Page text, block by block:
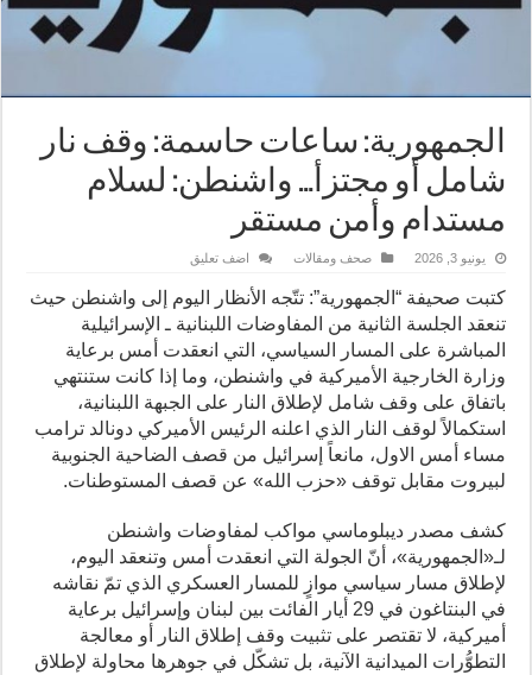
الجمهورية: ساعات حاسمة: وقف نار
شامل أو مجتزأ… واشنطن: لسلام
مستدام وأمن مستقر
يونيو 3, 2026 صحف ومقالات اضف تعليق
كتبت صحيفة “الجمهورية”: تتّجه الأنظار اليوم إلى واشنطن حيث
تنعقد الجلسة الثانية من المفاوضات اللبنانية ـ الإسرائيلية
المباشرة على المسار السياسي، التي انعقدت أمس برعاية
وزارة الخارجية الأميركية في واشنطن، وما إذا كانت ستنتهي
باتفاق على وقف شامل لإطلاق النار على الجبهة اللبنانية،
استكمالاً لوقف النار الذي اعلنه الرئيس الأميركي دونالد ترامب
مساء أمس الاول، مانعاً إسرائيل من قصف الضاحية الجنوبية
لبيروت مقابل توقف «حزب الله» عن قصف المستوطنات.
كشف مصدر ديبلوماسي مواكب لمفاوضات واشنطن
لـ«الجمهورية»، أنّ الجولة التي انعقدت أمس وتنعقد اليوم،
لإطلاق مسار سياسي موازٍ للمسار العسكري الذي تمّ نقاشه
في البنتاغون في 29 أيار الفائت بين لبنان وإسرائيل برعاية
أميركية، لا تقتصر على تثبيت وقف إطلاق النار أو معالجة
التطوُّرات الميدانية الآنية، بل تشكّل في جوهرها محاولة لإطلاق